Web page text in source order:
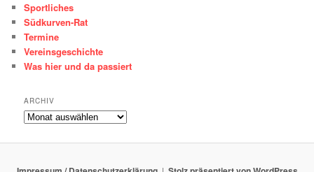
Sportliches
Südkurven-Rat
Termine
Vereinsgeschichte
Was hier und da passiert
ARCHIV
ARCHIV